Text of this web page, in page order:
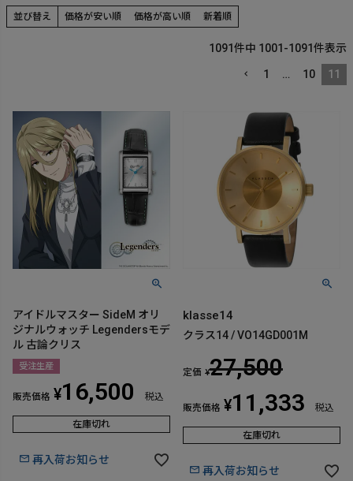
並び替え 価格が安い順 価格が高い順 新着順
1091件中 1001 -1091件表示
1 … 10 11
アイドルマスター SideM オリ
ジナルウォッチ Legendersモデ
ル 古論クリス
受注生産
販売価格 ¥16,500 税込
在庫切れ
再入荷お知らせ
klasse14
クラス14 / VO14GD001M
定価 ¥27,500
販売価格 ¥11,333 税込
在庫切れ
再入荷お知らせ